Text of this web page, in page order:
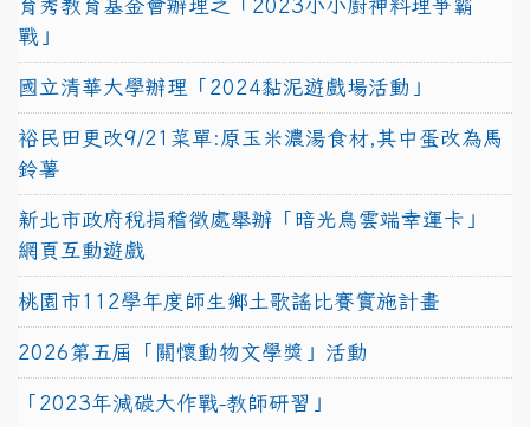
育秀教育基金會辦理之「2023小小廚神料理爭霸
戰」
國立清華大學辦理「2024黏泥遊戲場活動」
裕民田更改9/21菜單:原玉米濃湯食材,其中蛋改為馬
鈴薯
新北市政府稅捐稽徵處舉辦「暗光鳥雲端幸運卡」
網頁互動遊戲
桃園市112學年度師生鄉土歌謠比賽實施計畫
2026第五屆「關懷動物文學獎」活動
「2023年減碳大作戰-教師研習」